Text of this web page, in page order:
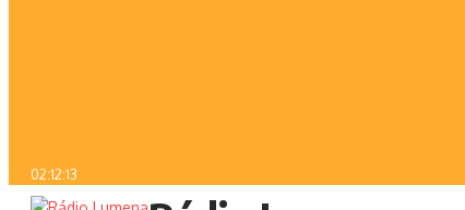
02:12:13